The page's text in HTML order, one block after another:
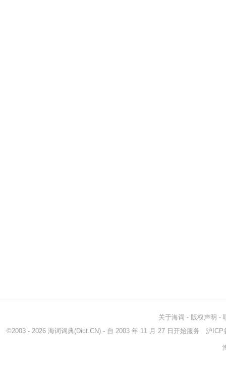
关于海词 - 版权声明 -
©2003 - 2026 海词词典(Dict.CN) - 自 2003 年 11 月 27 日开始服务 沪ICP